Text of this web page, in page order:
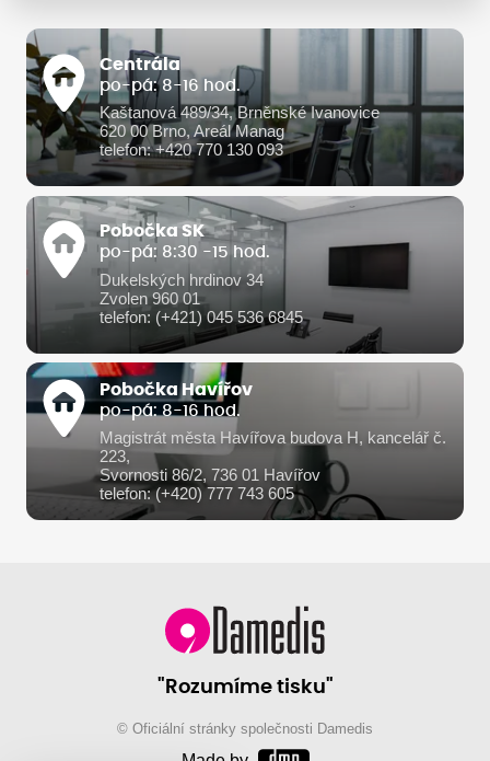
Centrála
po-pá: 8-16 hod.
Kaštanová 489/34, Brněnské Ivanovice
620 00 Brno, Areál Manag
telefon: +420 770 130 093
Pobočka SK
po-pá: 8:30 -15 hod.
Dukelských hrdinov 34
Zvolen 960 01
telefon: (+421) 045 536 6845
Pobočka Havířov
po-pá: 8-16 hod.
Magistrát města Havířova budova H, kancelář č.
223,
Svornosti 86/2, 736 01 Havířov
telefon: (+420) 777 743 605
"Rozumíme tisku"
© Oficiální stránky společnosti Damedis